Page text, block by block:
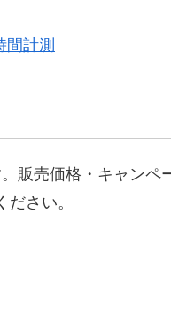
間計測
販売価格・キャンペ
さい。